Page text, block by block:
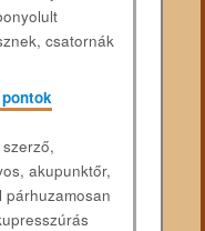
csatornák
akupunktőr,